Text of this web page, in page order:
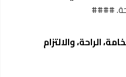
####
الراحة، والالتزام